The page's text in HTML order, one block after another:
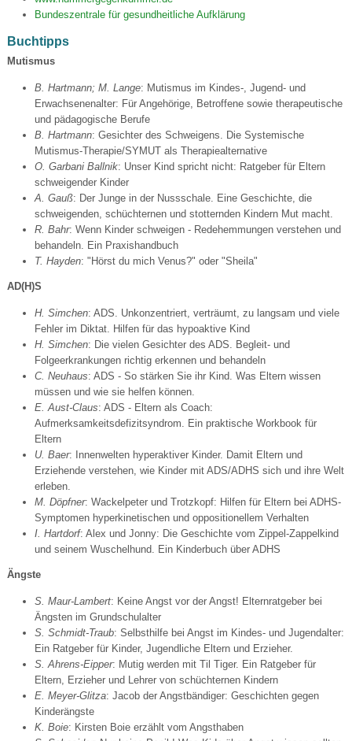
Bundeszentrale für gesundheitliche Aufklärung
Buchtipps
Mutismus
B. Hartmann; M. Lange: Mutismus im Kindes-, Jugend- und
Erwachsenenalter: Für Angehörige, Betroffene sowie therapeutische
und pädagogische Berufe
B. Hartmann: Gesichter des Schweigens. Die Systemische
Mutismus-Therapie/SYMUT als Therapiealternative
O. Garbani Ballnik: Unser Kind spricht nicht: Ratgeber für Eltern
schweigender Kinder
A. Gauß: Der Junge in der Nussschale. Eine Geschichte, die
schweigenden, schüchternen und stotternden Kindern Mut macht.
R. Bahr: Wenn Kinder schweigen - Redehemmungen verstehen und
behandeln. Ein Praxishandbuch
T. Hayden: "Hörst du mich Venus?" oder "Sheila"
AD(H)S
H. Simchen: ADS. Unkonzentriert, verträumt, zu langsam und viele
Fehler im Diktat. Hilfen für das hypoaktive Kind
H. Simchen: Die vielen Gesichter des ADS. Begleit- und
Folgeerkrankungen richtig erkennen und behandeln
C. Neuhaus: ADS - So stärken Sie ihr Kind. Was Eltern wissen
müssen und wie sie helfen können.
E. Aust-Claus: ADS - Eltern als Coach:
Aufmerksamkeitsdefizitsyndrom. Ein praktische Workbook für
Eltern
U. Baer: Innenwelten hyperaktiver Kinder. Damit Eltern und
Erziehende verstehen, wie Kinder mit ADS/ADHS sich und ihre Welt
erleben.
M. Döpfner: Wackelpeter und Trotzkopf: Hilfen für Eltern bei ADHS-
Symptomen hyperkinetischen und oppositionellem Verhalten
I. Hartdorf: Alex und Jonny: Die Geschichte vom Zippel-Zappelkind
und seinem Wuschelhund. Ein Kinderbuch über ADHS
Ängste
S. Maur-Lambert: Keine Angst vor der Angst! Elternratgeber bei
Ängsten im Grundschulalter
S. Schmidt-Traub: Selbsthilfe bei Angst im Kindes- und Jugendalter:
Ein Ratgeber für Kinder, Jugendliche Eltern und Erzieher.
S. Ahrens-Eipper: Mutig werden mit Til Tiger. Ein Ratgeber für
Eltern, Erzieher und Lehrer von schüchternen Kindern
E. Meyer-Glitza: Jacob der Angstbändiger: Geschichten gegen
Kinderängste
K. Boie: Kirsten Boie erzählt vom Angsthaben